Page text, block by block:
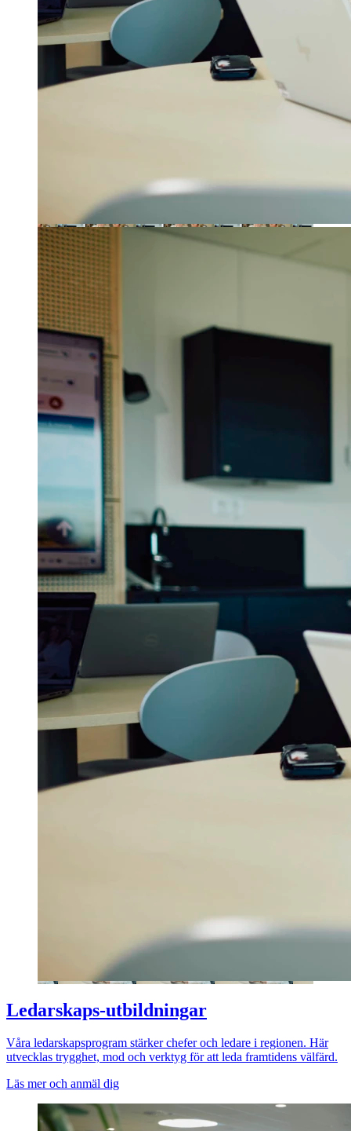
Ledarskaps-utbildningar
Våra ledarskapsprogram stärker chefer och ledare i regionen. Här
utvecklas trygghet, mod och verktyg för att leda framtidens välfärd.
Läs mer och anmäl dig